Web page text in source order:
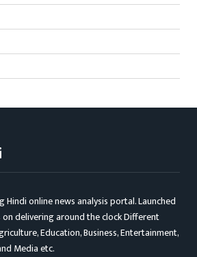
Hindi online news analysis portal. Launched
on delivering around the clock Different
Education, Business, Entertainment,
Media etc.